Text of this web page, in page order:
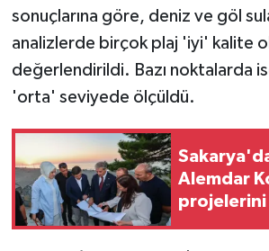
sonuçlarına göre, deniz ve göl
analizlerde birçok plaj 'iyi' kalite
değerlendirildi. Bazı noktalarda
'orta' seviyede ölçüldü.
Alemdar
projelerini